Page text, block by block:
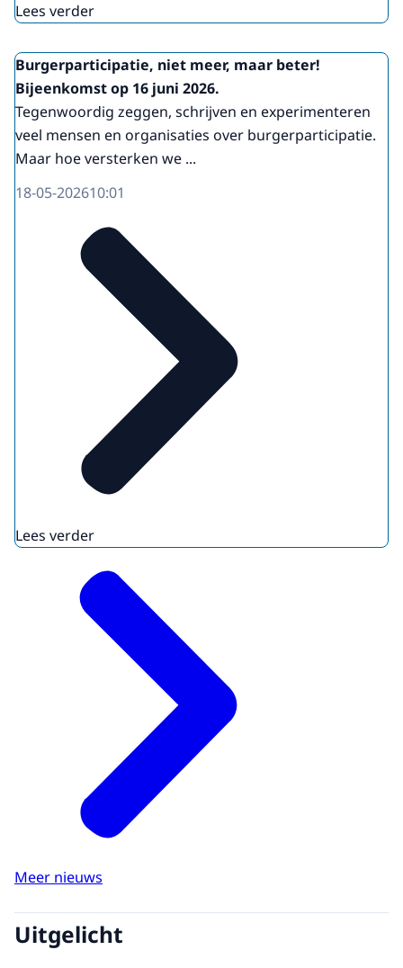
Lees verder
Burgerparticipatie, niet meer, maar beter!
Bijeenkomst op 16 juni 2026.
Tegenwoordig zeggen, schrijven en experimenteren
veel mensen en organisaties over burgerparticipatie.
Maar hoe versterken we ...
18-05-202610:01
Lees verder
Meer nieuws
Uitgelicht